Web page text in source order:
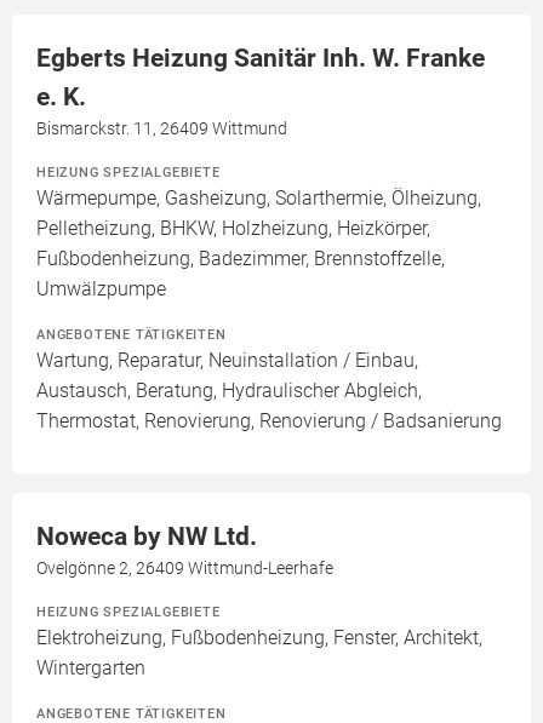
Egberts Heizung Sanitär Inh. W. Franke
e. K.
Bismarckstr. 11, 26409 Wittmund
HEIZUNG SPEZIALGEBIETE
Wärmepumpe, Gasheizung, Solarthermie, Ölheizung,
Pelletheizung, BHKW, Holzheizung, Heizkörper,
Fußbodenheizung, Badezimmer, Brennstoffzelle,
Umwälzpumpe
ANGEBOTENE TÄTIGKEITEN
Wartung, Reparatur, Neuinstallation / Einbau,
Austausch, Beratung, Hydraulischer Abgleich,
Thermostat, Renovierung, Renovierung / Badsanierung
Noweca by NW Ltd.
Ovelgönne 2, 26409 Wittmund-Leerhafe
HEIZUNG SPEZIALGEBIETE
Elektroheizung, Fußbodenheizung, Fenster, Architekt,
Wintergarten
ANGEBOTENE TÄTIGKEITEN